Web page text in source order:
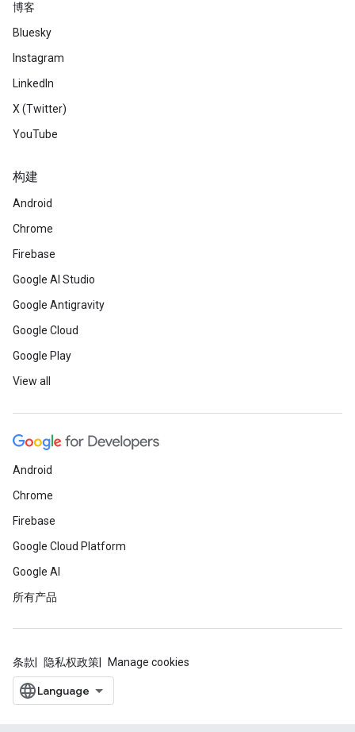
博客
Bluesky
Instagram
LinkedIn
X (Twitter)
YouTube
构建
Android
Chrome
Firebase
Google AI Studio
Google Antigravity
Google Cloud
Google Play
View all
Android
Chrome
Firebase
Google Cloud Platform
Google AI
所有产品
条款 隐私权政策 Manage cookies